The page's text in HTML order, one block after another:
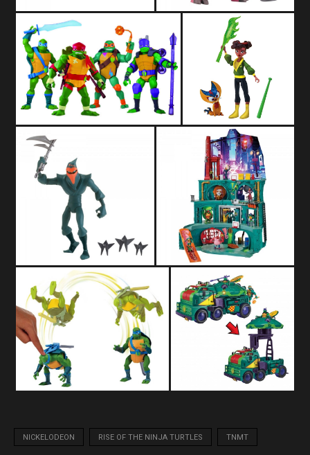
NICKELODEON RISE OF THE NINJA TURTLES TNMT